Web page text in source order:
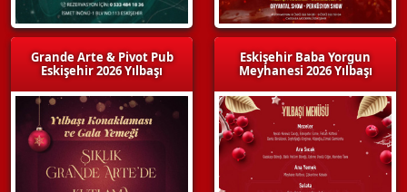
Grande Arte & Pivot Pub
Eskişehir 2026 Yılbaşı
Eskişehir Baba Yorgun
Meyhanesi 2026 Yılbaşı